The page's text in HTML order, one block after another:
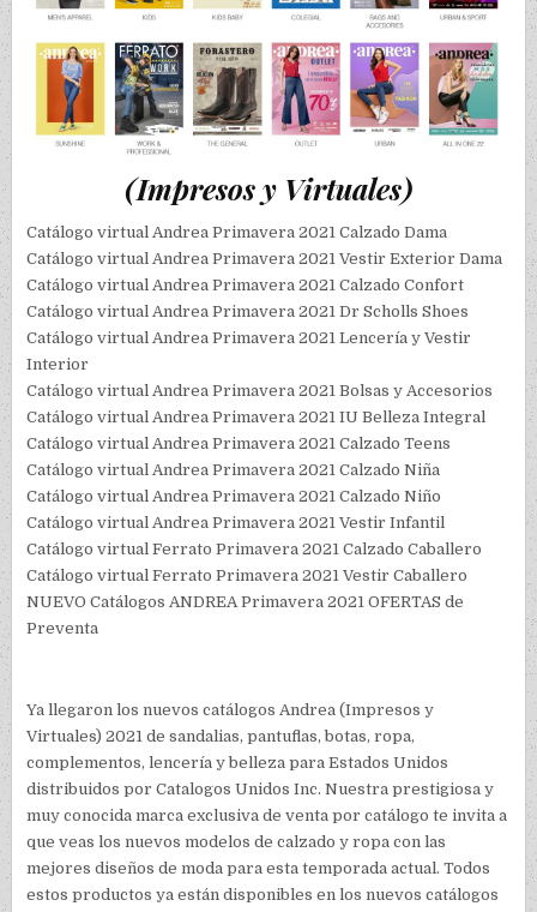
(Impresos y Virtuales)
Catálogo virtual Andrea Primavera 2021 Calzado Dama
Catálogo virtual Andrea Primavera 2021 Vestir Exterior Dama
Catálogo virtual Andrea Primavera 2021 Calzado Confort
Catálogo virtual Andrea Primavera 2021 Dr Scholls Shoes
Catálogo virtual Andrea Primavera 2021 Lencería y Vestir
Interior
Catálogo virtual Andrea Primavera 2021 Bolsas y Accesorios
Catálogo virtual Andrea Primavera 2021 IU Belleza Integral
Catálogo virtual Andrea Primavera 2021 Calzado Teens
Catálogo virtual Andrea Primavera 2021 Calzado Niña
Catálogo virtual Andrea Primavera 2021 Calzado Niño
Catálogo virtual Andrea Primavera 2021 Vestir Infantil
Catálogo virtual Ferrato Primavera 2021 Calzado Caballero
Catálogo virtual Ferrato Primavera 2021 Vestir Caballero
NUEVO Catálogos ANDREA Primavera 2021 OFERTAS de
Preventa
Ya llegaron los nuevos catálogos Andrea (Impresos y
Virtuales) 2021 de sandalias, pantuflas, botas, ropa,
complementos, lencería y belleza para Estados Unidos
distribuidos por Catalogos Unidos Inc. Nuestra prestigiosa y
muy conocida marca exclusiva de venta por catálogo te invita a
que veas los nuevos modelos de calzado y ropa con las
mejores diseños de moda para esta temporada actual. Todos
estos productos ya están disponibles en los nuevos catálogos